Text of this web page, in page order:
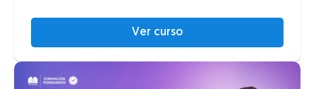
Ver curso